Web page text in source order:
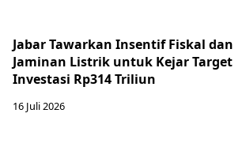
Jabar Tawarkan Insentif Fiskal dan
Jaminan Listrik untuk Kejar Target
Investasi Rp314 Triliun
16 Juli 2026